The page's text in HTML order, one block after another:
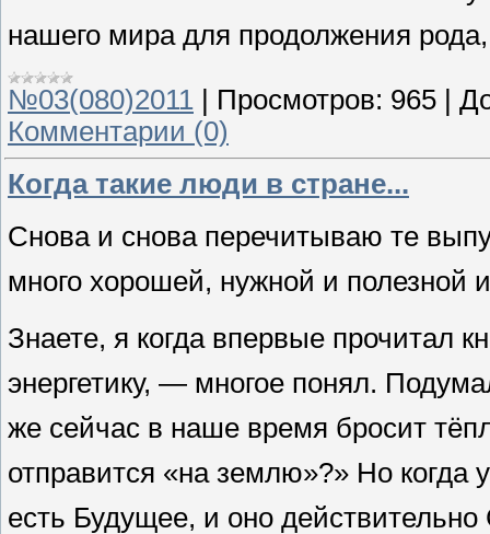
нашего мира для продолжения
№03(080)2011 Просмотров: 965
Комментарии (0)
Когда такие люди в стране...
Снова и снова перечитываю те
много хорошей, нужной и полезной
Знаете, я когда впервые прочитал
энергетику, — многое понял.
же сейчас в наше время бросит
отправится «на землю»?» Но
есть Будущее, и оно